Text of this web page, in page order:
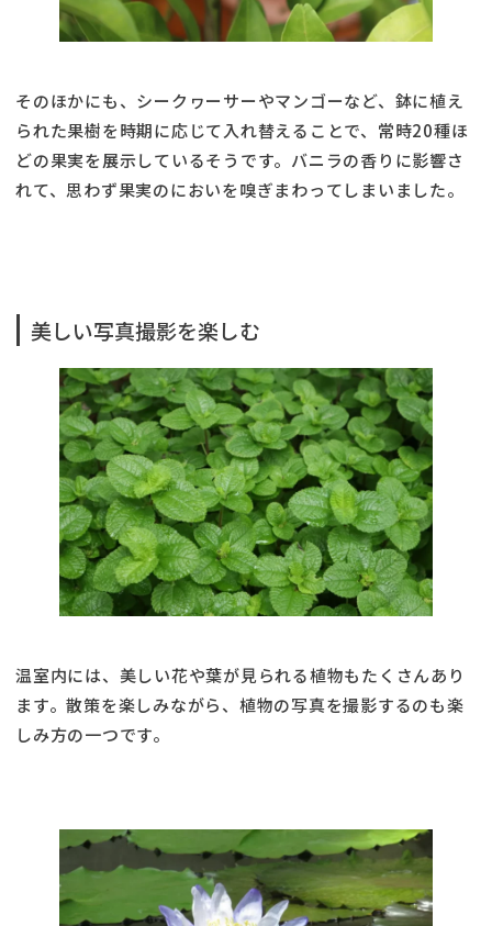
そのほかにも、シークヮーサーやマンゴーなど、鉢に植え
られた果樹を時期に応じて入れ替えることで、常時20種ほ
どの果実を展示しているそうです。バニラの香りに影響さ
れて、思わず果実のにおいを嗅ぎまわってしまいました。
美しい写真撮影を楽しむ
温室内には、美しい花や葉が見られる植物もたくさんあり
ます。散策を楽しみながら、植物の写真を撮影するのも楽
しみ方の一つです。